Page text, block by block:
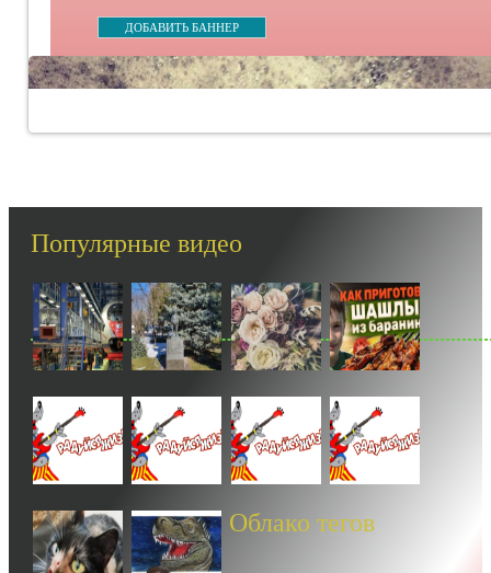
ДОБАВИТЬ БАННЕР
Популярные видео
Облако тегов